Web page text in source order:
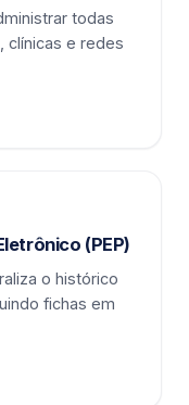
todas
clínicas e redes
(PEP)
o histórico
fichas em